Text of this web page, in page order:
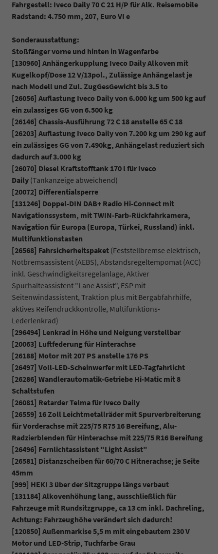
Fahrgestell: Iveco Daily 70 C 21 H/P für Alk. Reisemobile
Radstand: 4.750 mm, 207, Euro VI e
Sonderausstattung:
Stoßfänger vorne und hinten in Wagenfarbe
[130960] Anhängerkupplung Iveco Daily Alkoven mit
Kugelkopf/Dose 12 V/13pol., Zulässige Anhängelast je
nach Modell und Zul. ZugGesGewicht bis 3.5 to
[26056] Auflastung Iveco Daily von 6.000 kg um 500 kg auf
ein zulassiges GG von 6.500 kg
[26146] Chassis-Ausführung 72 C 18 anstelle 65 C 18
[26203] Auflastung Iveco Daily von 7.200 kg um 290 kg auf
ein zulässiges GG von 7.490kg, Anhängelast reduziert sich
dadurch auf 3.000 kg
[26070] Diesel Kraftstofftank 170 l für Iveco
Daily (Tankanzeige abweichend)
[20072] Differentialsperre
[131246] Doppel-DIN DAB+ Radio Hi-Connect mit
Navigationssystem, mit TWIN-Farb-Rückfahrkamera,
Navigation für Europa (Europa, Türkei, Russland) inkl.
Multifunktionstasten
[26568] Fahrsicherheitspaket (Feststellbremse elektrisch,
Notbremsassistent (AEBS), Abstandsregeltempomat (ACC)
inkl. Geschwindigkeitsregelanlage, Aktiver
Spurhalteassistent "Lane Assist", ESP mit
Seitenwindassistent, Traktion plus mit Bergabfahrhilfe,
aktives Reifendruckkontrolle, Multifunktions-
Lederlenkrad)
[296494] Lenkrad in Höhe und Neigung verstellbar
[20063] Luftfederung für Hinterachse
[26188] Motor mit 207 PS anstelle 176 PS
[26497] Voll-LED-Scheinwerfer mit LED-Tagfahrlicht
[26286] Wandlerautomatik-Getriebe Hi-Matic mit 8
Schaltstufen
[26081] Retarder Telma für Iveco Daily
[26559] 16 Zoll Leichtmetallräder mit Spurverbreiterung
für Vorderachse mit 225/75 R75 16 Bereifung, Alu-
Radzierblenden für Hinterachse mit 225/75 R16 Bereifung
[26496] Fernlichtassistent "Light Assist"
[26581] Distanzscheiben für 60/70 C Hitnerachse; je Seite
45mm
[999] HEKI 3 über der Sitzgruppe längs verbaut
[131184] Alkovenhöhung lang, ausschließlich für
Fahrzeuge mit Rundsitzgruppe, ca 13 cm inkl. Dachreling,
Achtung: Fahrzeughöhe verändert sich dadurch!
[120850] Außenmarkise 5,5 m mit eingebautem 230 V
Motor und LED-Strip, Tuchfarbe Grau